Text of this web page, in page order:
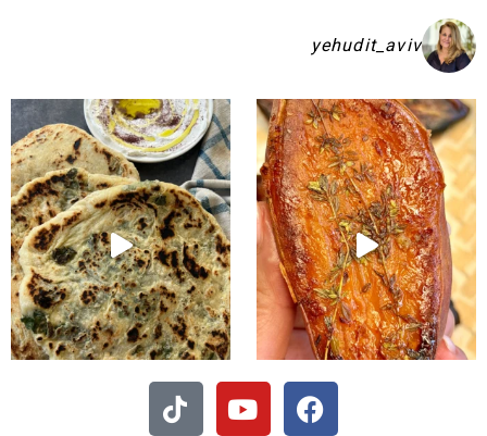
yehudit_aviv
בפיתות היסטריות
חיתוכיות ריבה וקוקוס